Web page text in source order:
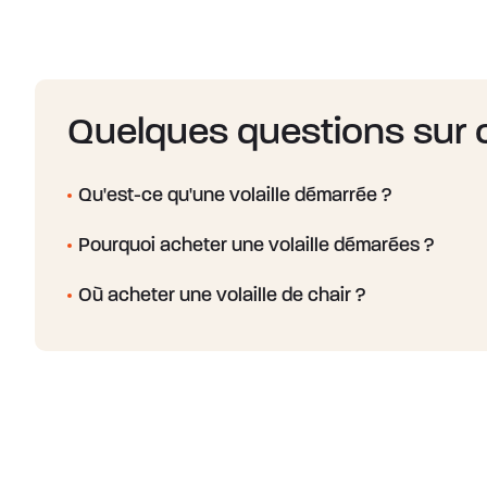
Quelques questions sur
Qu'est-ce qu'une volaille démarrée ?
La volaille démarrée, aussi appellée volaille de
Pourquoi acheter une volaille démarées ?
La volaille démarrée aussi appelée volaille de
Où acheter une volaille de chair ?